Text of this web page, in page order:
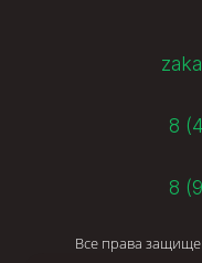
8
8
Все права